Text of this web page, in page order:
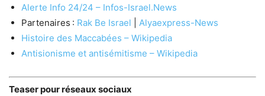
Alerte Info 24/24 – Infos-Israel.News
Partenaires : Rak Be Israel
Alyaexpress-News
Histoire des Maccabées – Wikipedia
Antisionisme et antisémitisme – Wikipedia
Teaser pour réseaux sociaux